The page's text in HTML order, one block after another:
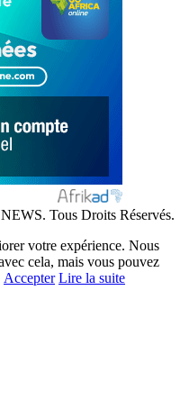
Tous Droits Réservés.
votre expérience. Nous
cela, mais vous pouvez
Accepter Lire la suite